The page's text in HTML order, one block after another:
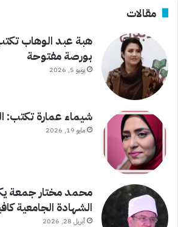
مقالات
هبة عبد الوهاب
بورصة مفتوحة
يونيو 5, 2026
شيماء عمارة تكتب:
مايو 19, 2026
محمد مختار جمعة
الشهادة الجامعية
أبريل 28, 2026